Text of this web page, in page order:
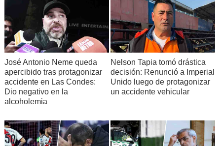
José Antonio Neme queda
apercibido tras protagonizar
accidente en Las Condes:
Dio negativo en la
alcoholemia
Nelson Tapia tomó drástica
decisión: Renunció a Imperial
Unido luego de protagonizar
un accidente vehicular